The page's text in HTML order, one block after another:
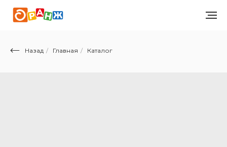
Назад / Главная / Каталог